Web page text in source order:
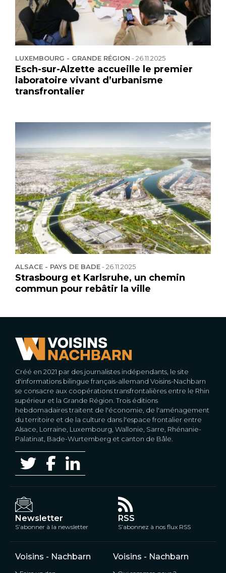
LUXEMBOURG - GRANDE RÉGION -26.11.2025
Esch-sur-Alzette accueille le premier
laboratoire vivant d’urbanisme
transfrontalier
ALSACE - PAYS DE BADE-26.11.2025
Strasbourg et Karlsruhe, un chemin
commun pour rebâtir la ville
Créé en 2021 par des journalistes indépendants, le site
d'informations bilingue français-allemand Voisins-Nachbarn
se consacre aux coopérations transfrontalières entre le Rhin
supérieur et la Grande Région. Trois éditions
hebdomadaires traitent de l'économie, de l'aménagement
du territoire et de la culture dans l'espace frontalier entre
Alsace, Lorraine, Luxembourg, Wallonie, Sarre, Rhénanie-
Palatinat, Bade-Wurtemberg et canton de Bâle.
Newsletter
S’abonner à la newsletter
RSS
S’abonnez à nos flux RSS
Voisins - Nachbarn Voisins - Nachbarn